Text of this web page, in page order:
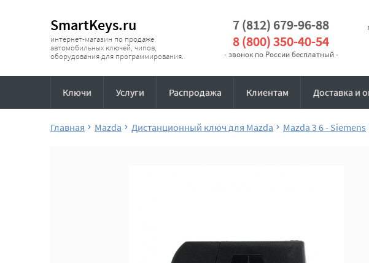
SmartKeys.ru
интернет-магазин по продаже
автомобильных ключей, чипов,
оборудования для программирования.
7 (812) 679-96-88
8 (800) 350-40-54
- звонок по России бесплатный -
Ключи Услуги Распродажа Клиентам Доставка и
Главная Mazda Дистанционный ключ для Mazda Mazda 3 6 - Siemens